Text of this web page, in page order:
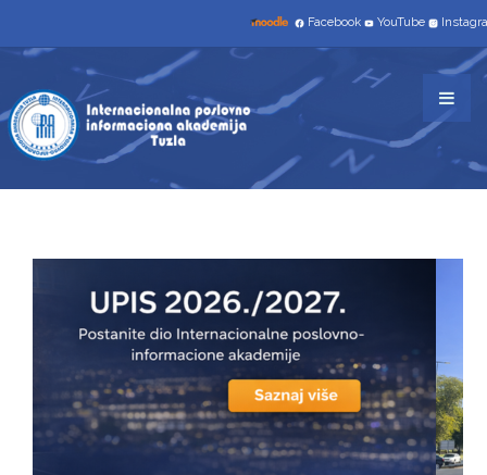
Facebook YouTube
STUDIJSKI PROGRAMI
TROGODIŠNJI
INFORMACIONE TEHNOLGIJE
MENADŽMENT
ČETVEROGODIŠNJI
INFORMATIKA I RAČUNARSTVO
UPIS